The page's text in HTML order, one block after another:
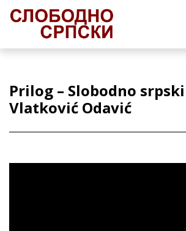
Prilog – Slobodno srpski
Vlatković Odavić